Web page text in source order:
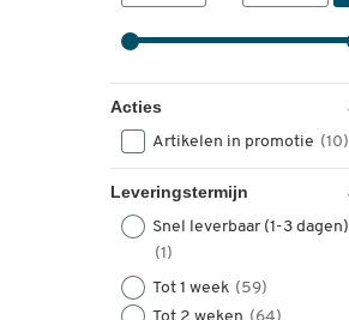
Acties
Artikelen in promotie (10)
Leveringstermijn
Snel leverbaar (1-3 dagen)
(1)
Tot 1 week (59)